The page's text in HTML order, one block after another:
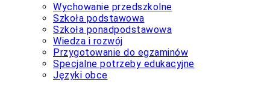
Wychowanie przedszkolne
Szkoła podstawowa
Szkoła ponadpodstawowa
Wiedza i rozwój
Przygotowanie do egzaminów
Specjalne potrzeby edukacyjne
Języki obce